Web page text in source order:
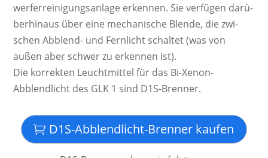
werf­er­rei­ni­gungs­an­lage er­ken­nen. Sie ver­fügen da­rü­
ber­hinaus über eine mecha­nische Blende, die zwi­
schen Ab­blend­- und Fern­licht schal­tet (was von
außen aber schwer zu er­ken­nen ist).
Die kor­rek­ten Leucht­mittel für das Bi-Xenon-
Abblendlicht des GLK 1 sind D1S-Brenner.
D1S-Abblendlicht-Brenner kaufen